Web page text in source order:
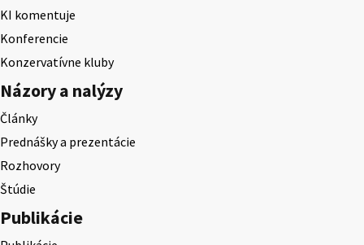
KI komentuje
Konferencie
Konzervatívne kluby
Názory a nalýzy
Články
Prednášky a prezentácie
Rozhovory
Štúdie
Publikácie